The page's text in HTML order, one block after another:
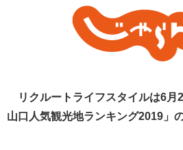
リクルートライフスタイルは6月
山口人気観光地ランキング2019」